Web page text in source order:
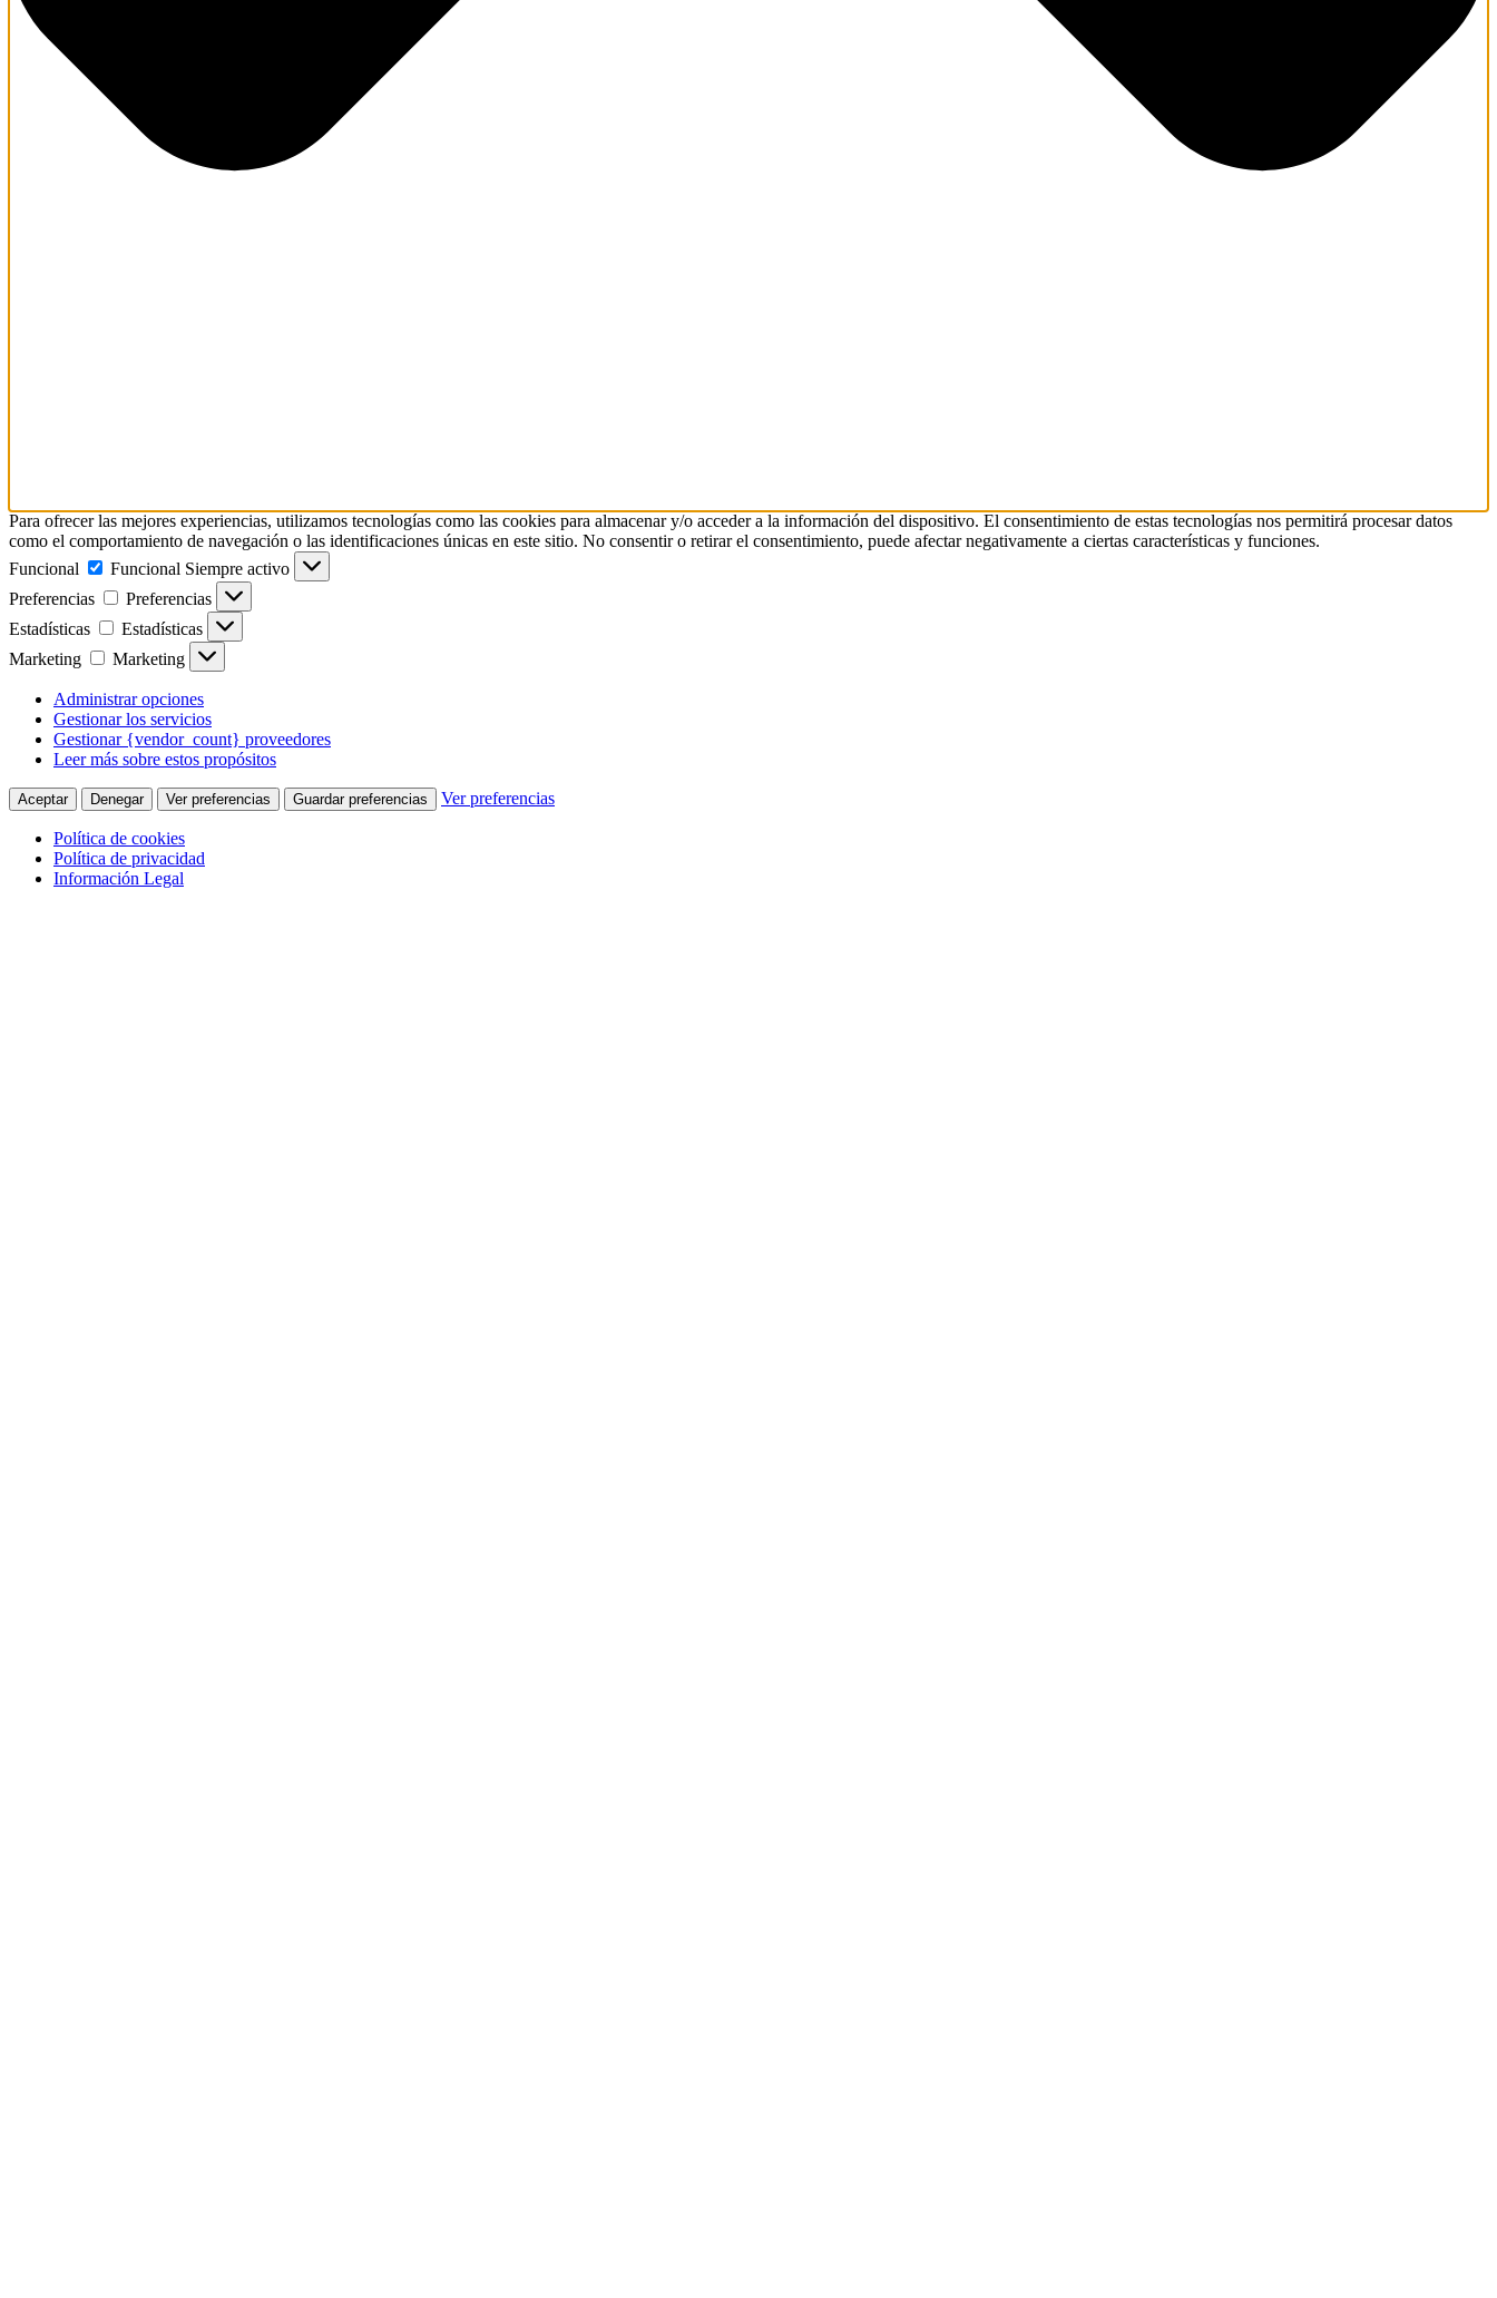
Para ofrecer las mejores experiencias, utilizamos tecnologías como las cookies para almacenar y/o acceder a la información del dispositivo. El consentimiento de estas tecnologías nos permitirá procesar datos
como el comportamiento de navegación o las identificaciones únicas en este sitio. No consentir o retirar el consentimiento, puede afectar negativamente a ciertas características y funciones.
Funcional
Funcional Siempre activo
Preferencias
Preferencias
Estadísticas
Estadísticas
Marketing
Marketing
Administrar opciones
Gestionar los servicios
Gestionar {vendor_count} proveedores
Leer más sobre estos propósitos
Aceptar Denegar Ver preferencias Guardar preferencias Ver preferencias
Política de cookies
Política de privacidad
Información Legal